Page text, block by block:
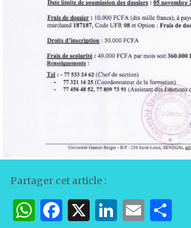
Partager cet article :
W F
X
Li E